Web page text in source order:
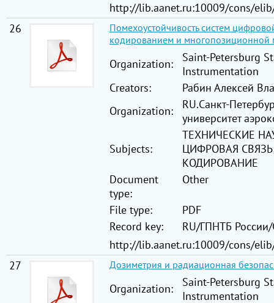
http://lib.aanet.ru:10009/cons/
26
Помехоустойчивость систем
кодированием и многопозиционной
Organization:
Saint-Petersburg
Instrumentation
Creators:
Рабин Алексей
Organization:
RU.Санкт-
университет
Subjects:
ТЕХНИЧЕСКИЕ
ЦИФРОВАЯ
КОДИРОВАНИЕ
Document
type:
Other
File type:
PDF
Record key:
RU/ГПНТБ
http://lib.aanet.ru:10009/cons/
27
Дозиметрия и радиационная
Organization:
Saint-Petersburg
Instrumentation